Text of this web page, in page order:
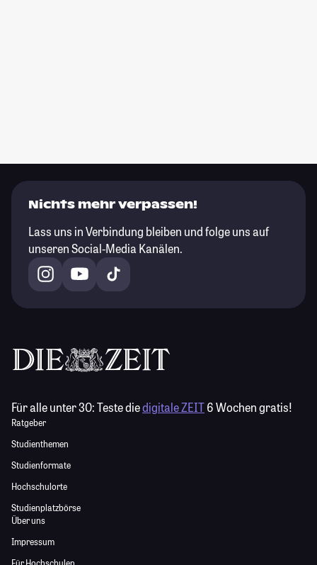
Nichts mehr verpassen!
Lass uns in Verbindung bleiben und folge uns auf
unseren Social-Media Kanälen.
Für alle unter 30:Teste diedigitale ZEIT6 Wochen gratis!
Ratgeber
Studienthemen
Studienformate
Hochschulorte
Studienplatzbörse
Über uns
Impressum